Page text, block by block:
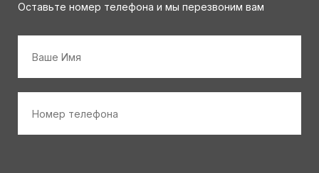
Оставьте номер телефона и мы перезвоним вам
телефона